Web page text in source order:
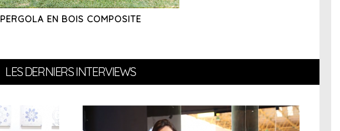
PERGOLA EN BOIS COMPOSITE
LES DERNIERS INTERVIEWS